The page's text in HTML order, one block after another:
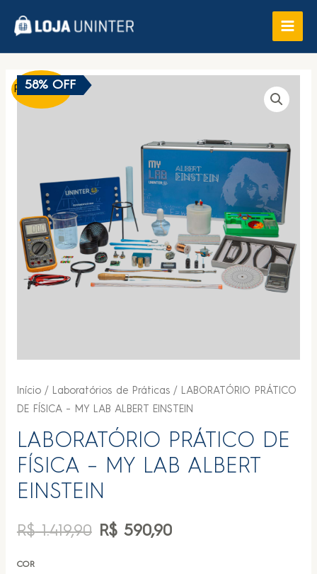
Promoção!
58% OFF
Início/ Laboratórios de Práticas/ LABORATÓRIO PRÁTICO
DE FÍSICA – MY LAB ALBERT EINSTEIN
LABORATÓRIO PRÁTICO DE
FÍSICA – MY LAB ALBERT
EINSTEIN
R$1.419,90 R$590,90
COR